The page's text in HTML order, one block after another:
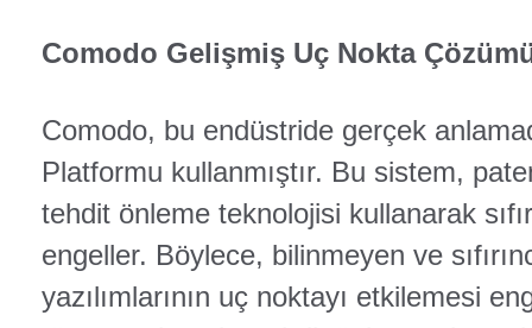
Comodo Gelişmiş Uç Nokta
Comodo, bu endüstride gerçek
Platformu kullanmıştır. Bu sistem,
tehdit önleme teknolojisi kullanarak
engeller. Böylece, bilinmeyen ve
yazılımlarının uç noktayı etkilemesi